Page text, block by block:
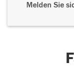
Melden Sie